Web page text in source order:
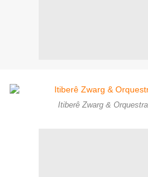
Itiberê Zwarg &